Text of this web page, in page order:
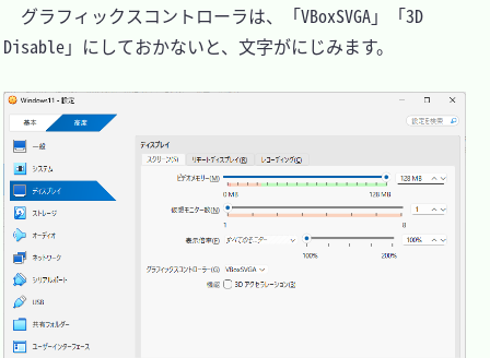
グラフィックスコントローラは、「VBoxSVGA」「3D
Disable」にしておかないと、文字がにじみます。